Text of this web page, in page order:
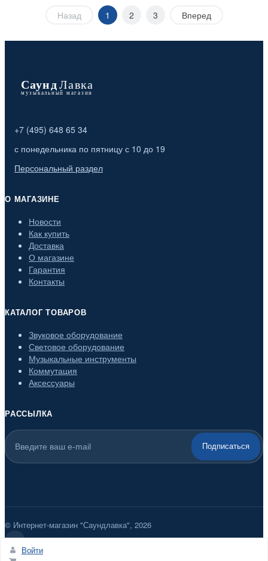
Назад 1 2 3 Вперед
+7 (495) 648 65 34
с понедельника по пятницу с 10 до 19
Персональный раздел
О МАГАЗИНЕ
Новости
Как купить
Доставка
О магазине
Гарантия
Контакты
КАТАЛОГ ТОВАРОВ
Звуковое оборудование
Световое оборудование
Музыкальные инструменты
Коммутация
Аксессуары
РАССЫЛКА
Подписаться
© Интернет-магазин "Саундлавка", 2026
Войти